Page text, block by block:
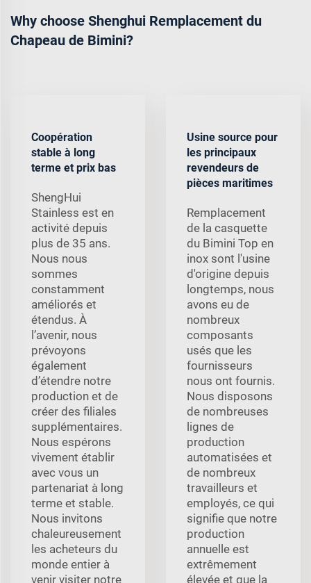
Why choose Shenghui Remplacement du
Chapeau de Bimini?
Coopération
stable à long
terme et prix bas
ShengHui
Stainless est en
activité depuis
plus de 35 ans.
Nous nous
sommes
constamment
améliorés et
étendus. À
l’avenir, nous
prévoyons
également
d’étendre notre
production et de
créer des filiales
supplémentaires.
Nous espérons
vivement établir
avec vous un
partenariat à long
terme et stable.
Nous invitons
chaleureusement
les acheteurs du
monde entier à
venir visiter notre
Usine source pour
les principaux
revendeurs de
pièces maritimes
Remplacement
de la casquette
du Bimini Top en
inox sont l'usine
d'origine depuis
longtemps, nous
avons eu de
nombreux
composants
usés que les
fournisseurs
nous ont fournis.
Nous disposons
de nombreuses
lignes de
production
automatisées et
de nombreux
travailleurs et
employés, ce qui
signifie que notre
production
annuelle est
extrêmement
élevée et que la